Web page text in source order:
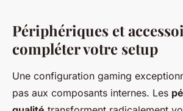
Périphériques et
compléter votre setup
Une configuration gaming
pas aux composants internes. Les